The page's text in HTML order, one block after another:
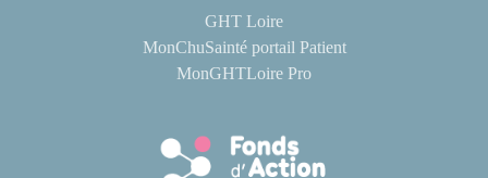
GHT Loire
MonChuSainté portail Patient
MonGHTLoire Pro